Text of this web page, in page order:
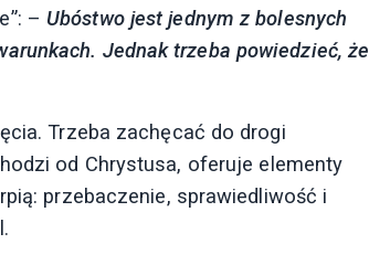
– Ubóstwo jest jednym z bolesnych
Jednak trzeba powiedzieć, że
Trzeba zachęcać do drogi
od Chrystusa, oferuje elementy
przebaczenie, sprawiedliwość i